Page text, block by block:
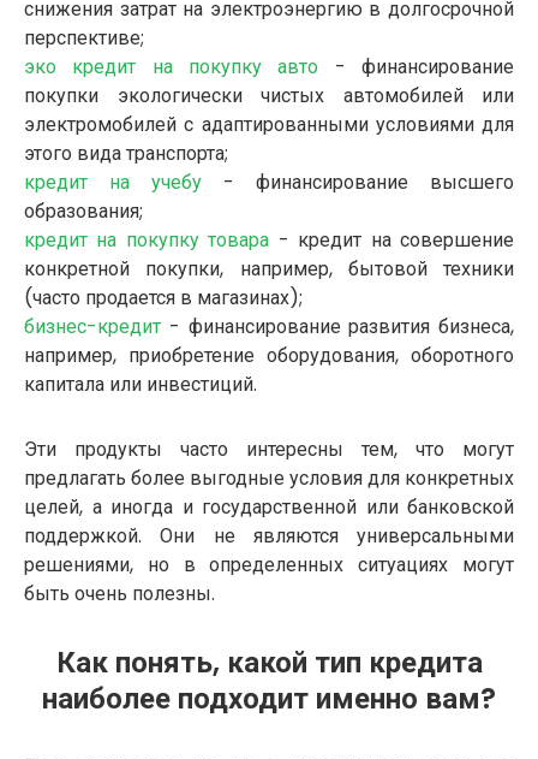
снижения затрат на электроэнергию в долгосрочной
перспективе;
эко кредит на покупку авто - финансирование
покупки экологически чистых автомобилей или
электромобилей с адаптированными условиями для
этого вида транспорта;
кредит на учебу - финансирование высшего
образования;
кредит на покупку товара - кредит на совершение
конкретной покупки, например, бытовой техники
(часто продается в магазинах);
бизнес-кредит - финансирование развития бизнеса,
например, приобретение оборудования, оборотного
капитала или инвестиций.
Эти продукты часто интересны тем, что могут
предлагать более выгодные условия для конкретных
целей, а иногда и государственной или банковской
поддержкой. Они не являются универсальными
решениями, но в определенных ситуациях могут
быть очень полезны.
Как понять, какой тип кредита
наиболее подходит именно вам?